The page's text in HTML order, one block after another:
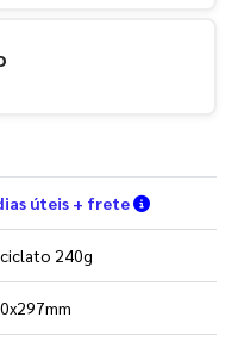
úteis + frete Verifique
240g